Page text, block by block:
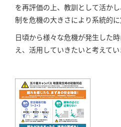
を再評価の上、教訓として活か
制を危機の大きさにより系統的に
日頃から様々な危機が発生した
え、活用していきたいと考えてい